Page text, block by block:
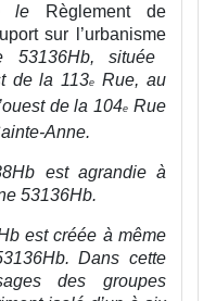
le
Règlement de
sur l’urbanisme
53136Hb, située
de la 113e
Rue, au
de la 104e Rue
Anne.
est agrandie à
53136Hb.
est créée à même
Dans cette
des groupes